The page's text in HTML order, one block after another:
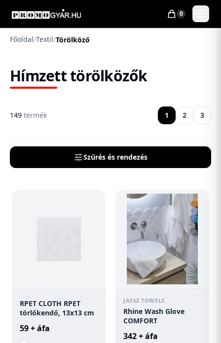
0
Főoldal/Textil/Törölköző
Hímzett törölközők
149 termék 1 2 3
Szűrés és rendezés
RPET CLOTH RPET
törlőkendő, 13x13 cm
59 + áfa
JASSZ TOWELS
Rhine Wash Glove
COMFORT
342 + áfa